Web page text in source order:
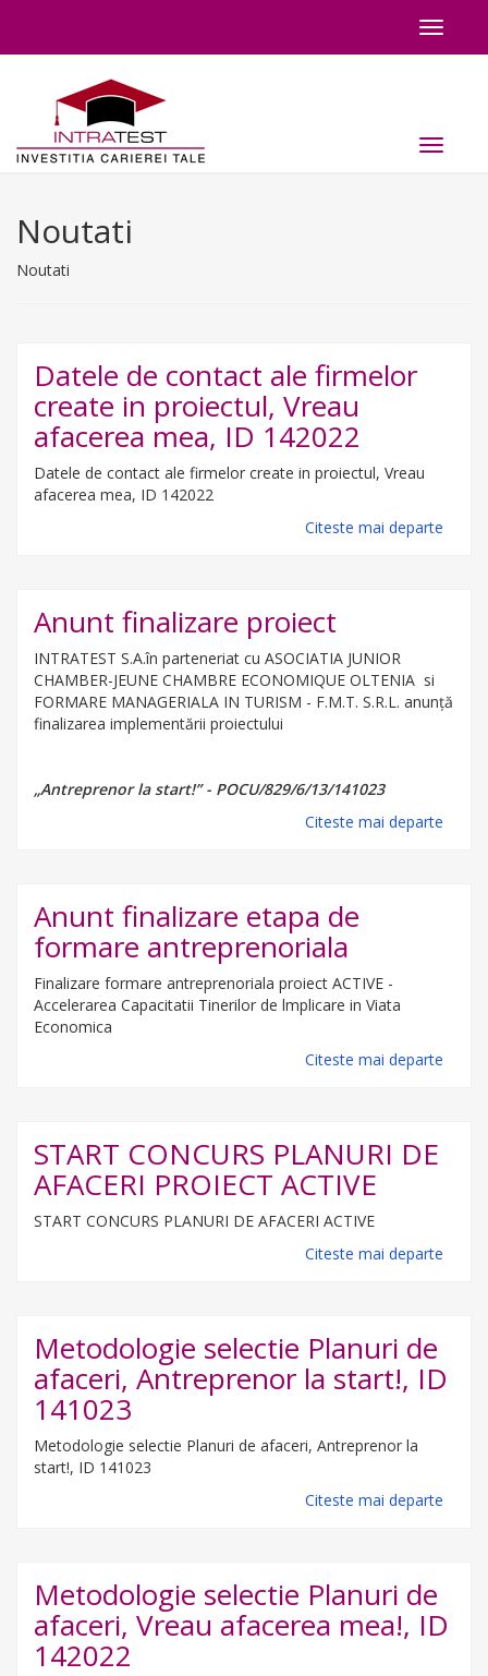
Toggle
Toggle
Noutati
Noutati
Datele de contact ale firmelor
create in proiectul, Vreau
afacerea mea, ID 142022
Datele de contact ale firmelor create in proiectul, Vreau
afacerea mea, ID 142022
Citeste mai departe
Anunt finalizare proiect
INTRATEST S.A.în parteneriat cu ASOCIATIA JUNIOR
CHAMBER-JEUNE CHAMBRE ECONOMIQUE OLTENIA si
FORMARE MANAGERIALA IN TURISM - F.M.T. S.R.L. anunță
finalizarea implementării proiectului
„Antreprenor la start!” - POCU/829/6/13/141023
Citeste mai departe
Anunt finalizare etapa de
formare antreprenoriala
Finalizare formare antreprenoriala proiect ACTIVE -
Accelerarea Capacitatii Tinerilor de lmplicare in Viata
Economica
Citeste mai departe
START CONCURS PLANURI DE
AFACERI PROIECT ACTIVE
START CONCURS PLANURI DE AFACERI ACTIVE
Citeste mai departe
Metodologie selectie Planuri de
afaceri, Antreprenor la start!, ID
141023
Metodologie selectie Planuri de afaceri, Antreprenor la
start!, ID 141023
Citeste mai departe
Metodologie selectie Planuri de
afaceri, Vreau afacerea mea!, ID
142022